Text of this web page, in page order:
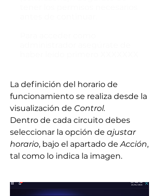
La definición del horario de
funcionamiento se realiza desde la
visualización de Control.
Dentro de cada circuito debes
seleccionar la opción de ajustar
horario, bajo el apartado deAcción,
tal como lo indica la imagen.